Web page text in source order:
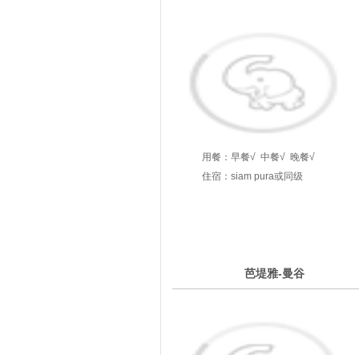
用餐： 早餐√ 中餐√ 晚餐√
住宿：siam pura或同级
芭堤雅-曼谷